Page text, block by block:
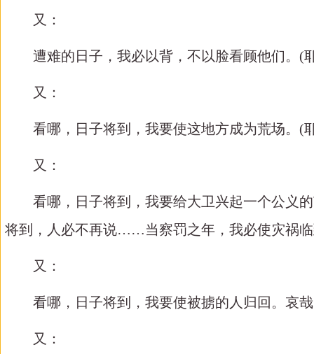
又：
遭难的日子，我必以背，不以脸看顾他们。 (
又：
看哪，日子将到，我要使这地方成为荒场。 (
又：
看哪，日子将到，我要给大卫兴起一个公义的
将到，人必不再说……当察罚之年，我必使灾祸
又：
看哪，日子将到，我要使被掳的人归回。哀哉
又：